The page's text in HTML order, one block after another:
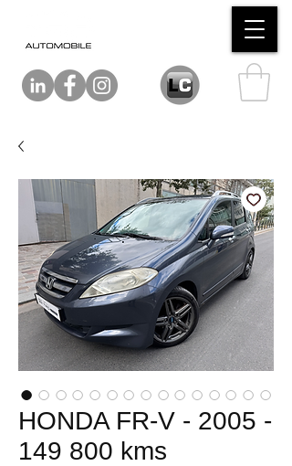
HONDA FR-V - 2005 -
149 800 kms